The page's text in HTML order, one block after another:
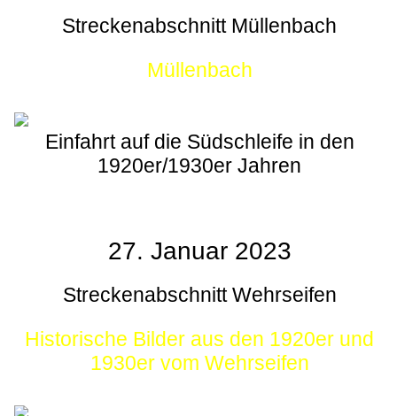
Streckenabschnitt Müllenbach
Müllenbach
Einfahrt auf die Südschleife in den
1920er/1930er Jahren
27. Januar 2023
Streckenabschnitt Wehrseifen
Historische Bilder aus den 1920er und
1930er vom Wehrseifen